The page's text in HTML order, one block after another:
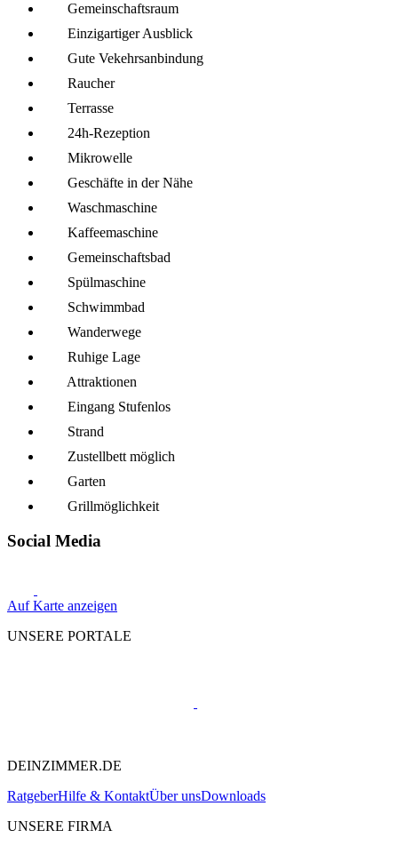
Gemeinschafts­raum
Einzigartiger Ausblick
Gute Vekehrsanbindung
Raucher
Terrasse
24h-Rezeption
Mikro­welle
Geschäfte in der Nähe
Wasch­maschine
Kaffee­maschine
Gemeinschafts­bad
Spül­maschine
Schwimmbad
Wanderwege
Ruhige Lage
Attraktionen
Eingang Stufenlos
Strand
Zustellbett möglich
Garten
Grillmöglich­keit
Social Media
Auf Karte anzeigen
UNSERE PORTALE
DEINZIMMER.DE
RatgeberHilfe & KontaktÜber unsDownloads
UNSERE FIRMA